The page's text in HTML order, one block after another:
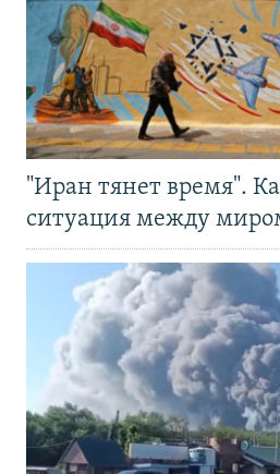
"Иран тянет время".
ситуация между